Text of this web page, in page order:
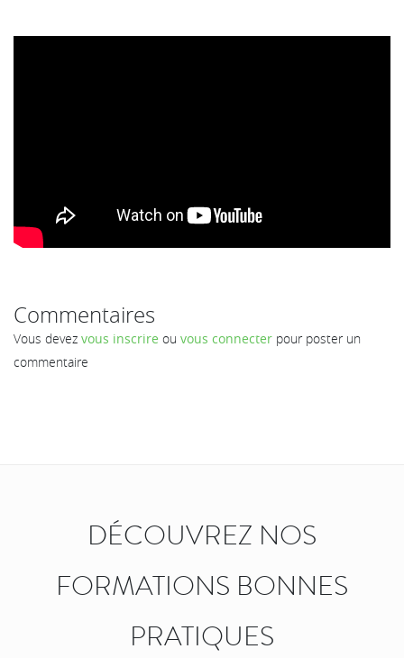
Commentaires
Vous devez vous inscrire ou vous connecter pour poster un
commentaire
DÉCOUVREZ NOS
FORMATIONS BONNES
PRATIQUES